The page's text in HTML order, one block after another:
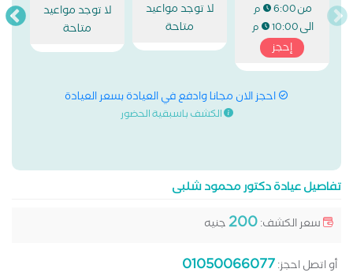
من6:00 م
الى10:00 م
إحجز
لا توجد مواعيد
متاحة
لا توجد مواعيد
متاحة
احجز الان مجانا وادفع في العيادة بسعر العيادة
الكشف باسبقية الحضور
تفاصيل عيادة دكتور محمود شلبى
سعر الكشف:200جنيه
أو اتصل احجز:01050066077